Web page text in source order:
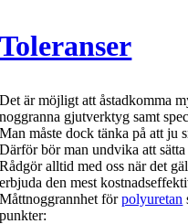
Toleranser
Det är möjligt att åstadkomma
noggranna gjutverktyg samt
Man måste dock tänka på att ju
Därför bör man undvika att
Rådgör alltid med oss när det
erbjuda den mest
Måttnoggrannhet förpolyuretan
punkter: